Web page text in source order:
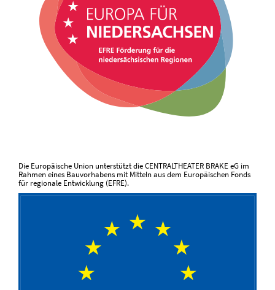
Die Europäische Union unterstützt die CENTRALTHEATER BRAKE eG im
Rahmen eines Bauvorhabens mit Mitteln aus dem Europäischen Fonds
für regionale Entwicklung (EFRE).